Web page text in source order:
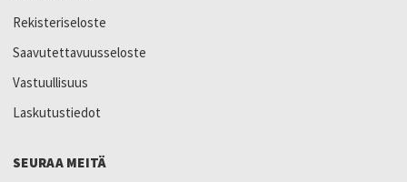
Rekisteriseloste
Saavutettavuusseloste
Vastuullisuus
Laskutustiedot
SEURAA MEITÄ